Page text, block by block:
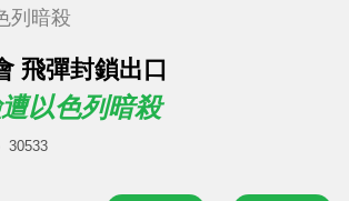
列暗殺
飛彈封鎖出口
以色列暗殺
30533